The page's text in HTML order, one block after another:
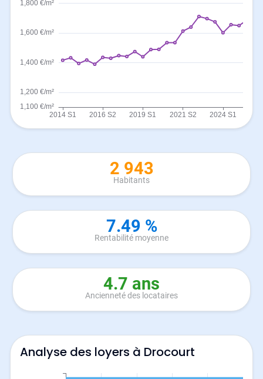
2 943
Habitants
7.49 %
Rentabilité moyenne
4.7 ans
Ancienneté des locataires
Analyse des loyers à Drocourt